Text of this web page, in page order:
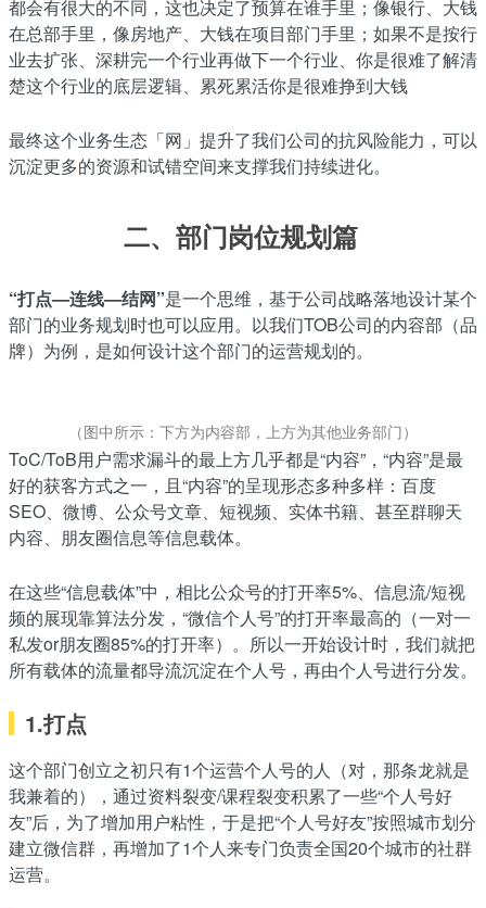
都会有很大的不同，这也决定了预算在谁手里；像银行、大钱
在总部手里，像房地产、大钱在项目部门手里；如果不是按行
业去扩张、深耕完一个行业再做下一个行业、你是很难了解清
楚这个行业的底层逻辑、累死累活你是很难挣到大钱
最终这个业务生态「网」提升了我们公司的抗风险能力，可以
沉淀更多的资源和试错空间来支撑我们持续进化。
二、部门岗位规划篇
“打点—连线—结网”是一个思维，基于公司战略落地设计某个
部门的业务规划时也可以应用。以我们TOB公司的内容部（品
牌）为例，是如何设计这个部门的运营规划的。
（图中所示：下方为内容部，上方为其他业务部门）
ToC/ToB用户需求漏斗的最上方几乎都是“内容”，“内容”是最
好的获客方式之一，且“内容”的呈现形态多种多样：百度
SEO、微博、公众号文章、短视频、实体书籍、甚至群聊天
内容、朋友圈信息等信息载体。
在这些“信息载体”中，相比公众号的打开率5%、信息流/短视
频的展现靠算法分发，“微信个人号”的打开率最高的（一对一
私发or朋友圈85%的打开率）。所以一开始设计时，我们就把
所有载体的流量都导流沉淀在个人号，再由个人号进行分发。
1.打点
这个部门创立之初只有1个运营个人号的人（对，那条龙就是
我兼着的），通过资料裂变/课程裂变积累了一些“个人号好
友”后，为了增加用户粘性，于是把“个人号好友”按照城市划分
建立微信群，再增加了1个人来专门负责全国20个城市的社群
运营。